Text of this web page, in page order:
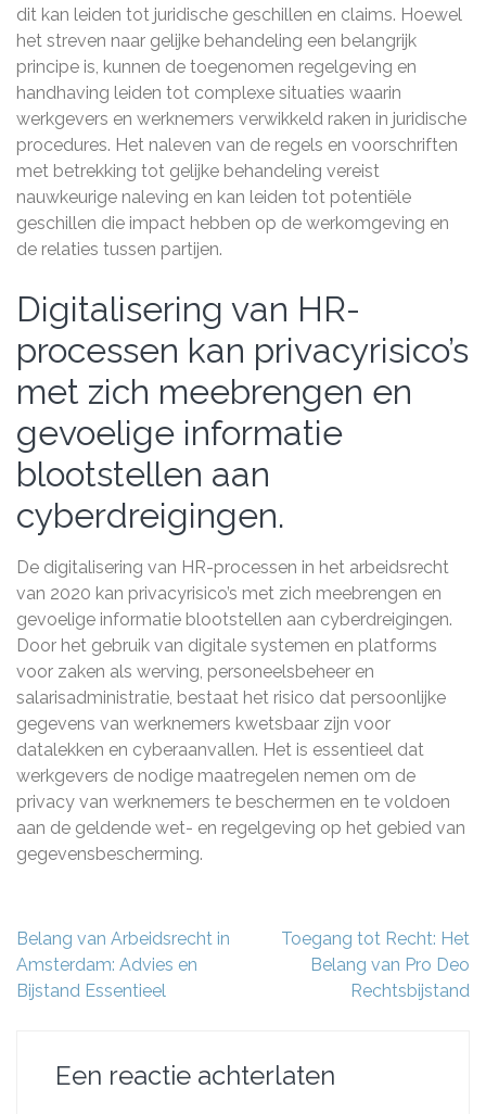
dit kan leiden tot juridische geschillen en claims. Hoewel
het streven naar gelijke behandeling een belangrijk
principe is, kunnen de toegenomen regelgeving en
handhaving leiden tot complexe situaties waarin
werkgevers en werknemers verwikkeld raken in juridische
procedures. Het naleven van de regels en voorschriften
met betrekking tot gelijke behandeling vereist
nauwkeurige naleving en kan leiden tot potentiële
geschillen die impact hebben op de werkomgeving en
de relaties tussen partijen.
Digitalisering van HR-
processen kan privacyrisico’s
met zich meebrengen en
gevoelige informatie
blootstellen aan
cyberdreigingen.
De digitalisering van HR-processen in het arbeidsrecht
van 2020 kan privacyrisico’s met zich meebrengen en
gevoelige informatie blootstellen aan cyberdreigingen.
Door het gebruik van digitale systemen en platforms
voor zaken als werving, personeelsbeheer en
salarisadministratie, bestaat het risico dat persoonlijke
gegevens van werknemers kwetsbaar zijn voor
datalekken en cyberaanvallen. Het is essentieel dat
werkgevers de nodige maatregelen nemen om de
privacy van werknemers te beschermen en te voldoen
aan de geldende wet- en regelgeving op het gebied van
gegevensbescherming.
Berichtnavigatie
Belang van Arbeidsrecht in
Amsterdam: Advies en
Bijstand Essentieel
Toegang tot Recht: Het
Belang van Pro Deo
Rechtsbijstand
Een reactie achterlaten